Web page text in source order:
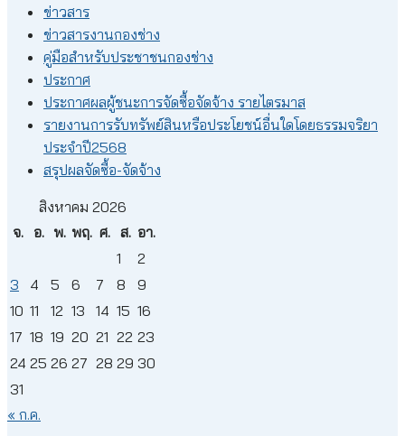
ข่าวสาร
ข่าวสารงานกองช่าง
คู่มือสำหรับประชาชนกองช่าง
ประกาศ
ประกาศผลผู้ชนะการจัดซื้อจัดจ้าง รายไตรมาส
รายงานการรับทรัพย์สินหรือประโยชน์อื่นใดโดยธรรมจริยา
ประจำปี2568
สรุปผลจัดซื้อ-จัดจ้าง
สิงหาคม 2026
จ. อ. พ. พฤ. ศ. ส. อา.
1
2
3
4 5 6 7 8
9
10 11 12 13 14 15 16
17 18 19 20 21 22 23
24 25 26 27 28 29 30
31
« ก.ค.